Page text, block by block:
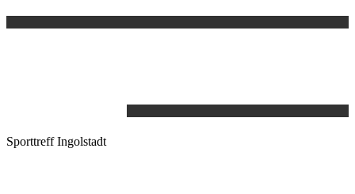
Sporttreff Ingolstadt